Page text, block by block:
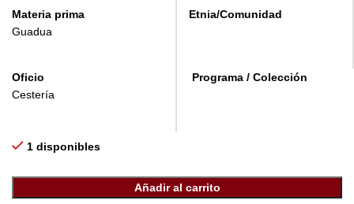
Materia prima
Guadua
Etnia/Comunidad
Oficio
Cestería
Programa / Colección
1 disponibles
Añadir al carrito